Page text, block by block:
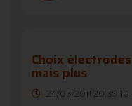
Choix
mais plus
24/03/2011 20:39:10 -